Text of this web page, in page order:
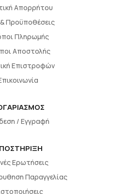
Απορρήτου
Προϋποθέσεις
Πληρωμής
Αποστολής
Επιστροφών
/ Εγγραφή
Ερωτήσεις
Παραγγελίας